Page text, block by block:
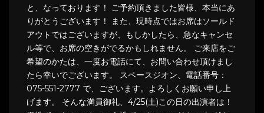
と、なっております！ ご予約頂きました皆様、本当にあ
りがとうございます！ また、現時点ではお席はソールド
アウトではございますが、もしかしたら、急なキャンセ
ル等で、お席の空きがでるかもしれません。 ご来店をご
希望のかたは、一度お電話にて、お問い合わせ頂けまし
たら幸いでございます。 スペースジオン、電話番号：
075-551-2777 で、ございます。よろしくお願い申し上
げます。 そんな満員御礼、4/25(土)この日の出演者は！